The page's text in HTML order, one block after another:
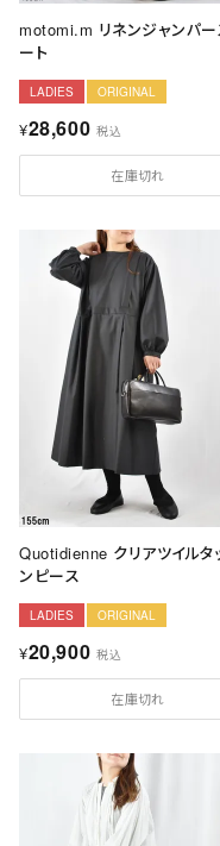
motomi.m リネンジャンパー
ート
LADIES ORIGINAL
¥28,600 税込
在庫切れ
Quotidienne クリアツイルタ
ンピース
LADIES ORIGINAL
¥20,900 税込
在庫切れ